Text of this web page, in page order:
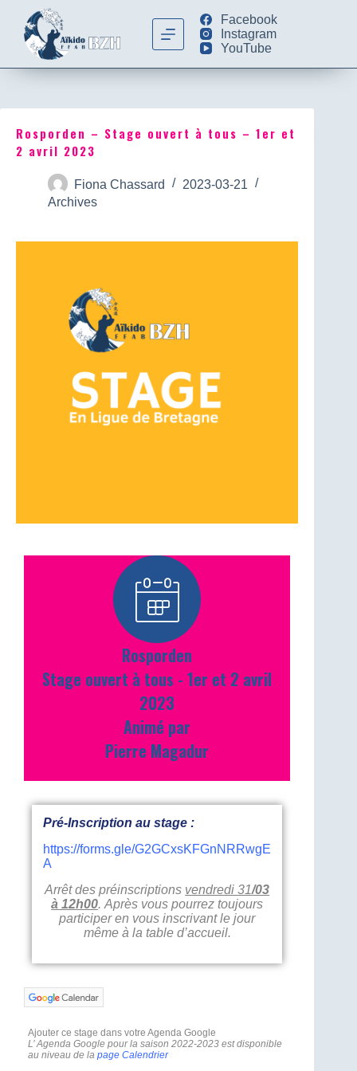
Facebook
Instagram
YouTube
Rosporden – Stage ouvert à tous – 1er et
2 avril 2023
Fiona Chassard
2023-03-21
Archives
Rosporden
Stage ouvert à tous - 1er et 2 avril
2023
Animé par
Pierre Magadur
Pré-Inscription au stage :
https://forms.gle/G2GCxsKFGnNRRwgE
A
Arrêt des préinscriptions vendredi 31/03
à 12h00. Après vous pourrez toujours
participer en vous inscrivant le jour
même à la table d’accueil.
Ajouter ce stage dans votre Agenda Google
L’ Agenda Google pour la saison 2022-2023 est disponible
au niveau de la page Calendrier